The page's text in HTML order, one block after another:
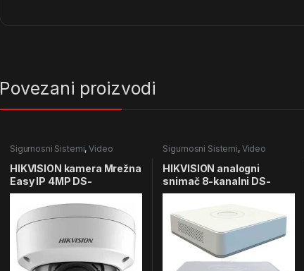
Povezani proizvodi
Sigurnosni Sistemi,Video
Nadzor
HIKVISION kamera Mrežna
Easy IP 4MP DS-
2CD1143G0-I
Sigurnosni Sistemi, Video
Nadzor
HIKVISION analogni
snimač 8-kanalni DS-
7108HQHI-K1(S)